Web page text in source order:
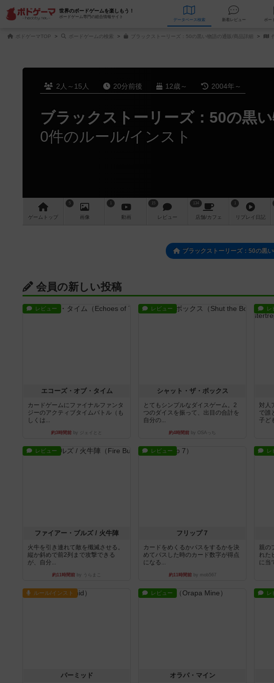
世界のボードゲームを楽しもう！
ボードゲーム専門の総合情報サイト
データベース 検索 新着レビュー
ボドゲーマTOP ボードゲームの検索 ブラックストーリーズ：50の黒い物語の通販/商品詳細
2人～15人 20分前後 12歳～ 2004年～
ブラックストーリーズ：50の黒
0件のルール/インスト
ゲーム トップ
5
画像
1
動画
15
レビュー
134
店舗/カフェ
1
リプレイ 日記
ブラックストーリーズ：50の黒
会員の新しい投稿
レビュー
エコーズ・オブ・タイム
カードゲームにファイナルファンタ
ジーのアクティブタイムバトル（も
しくは...
約3時間前 by ジェイとと
レビュー
シャット・ザ・ボックス
とてもシンプルなダイスゲーム。2
つのダイスを振って、出目の合計を
自分の...
約4時間前 by OSAっち
レ
対人
で誰
子ど
レビュー
ファイアー・ブルズ / 火牛陣
火牛を引き連れて敵を殲滅させる。
縦か斜めで前2列まで攻撃できる
が、自分...
約11時間前 by うらまこ
レビュー
フリップ７
カードをめくるかパスをするかを決
めてパスした時のカード数字が得点
になる...
約11時間前by mob567
レ
親の
れた
に当
ルール/インスト
パーミッド
レビュー
オラパ・マイン
レ